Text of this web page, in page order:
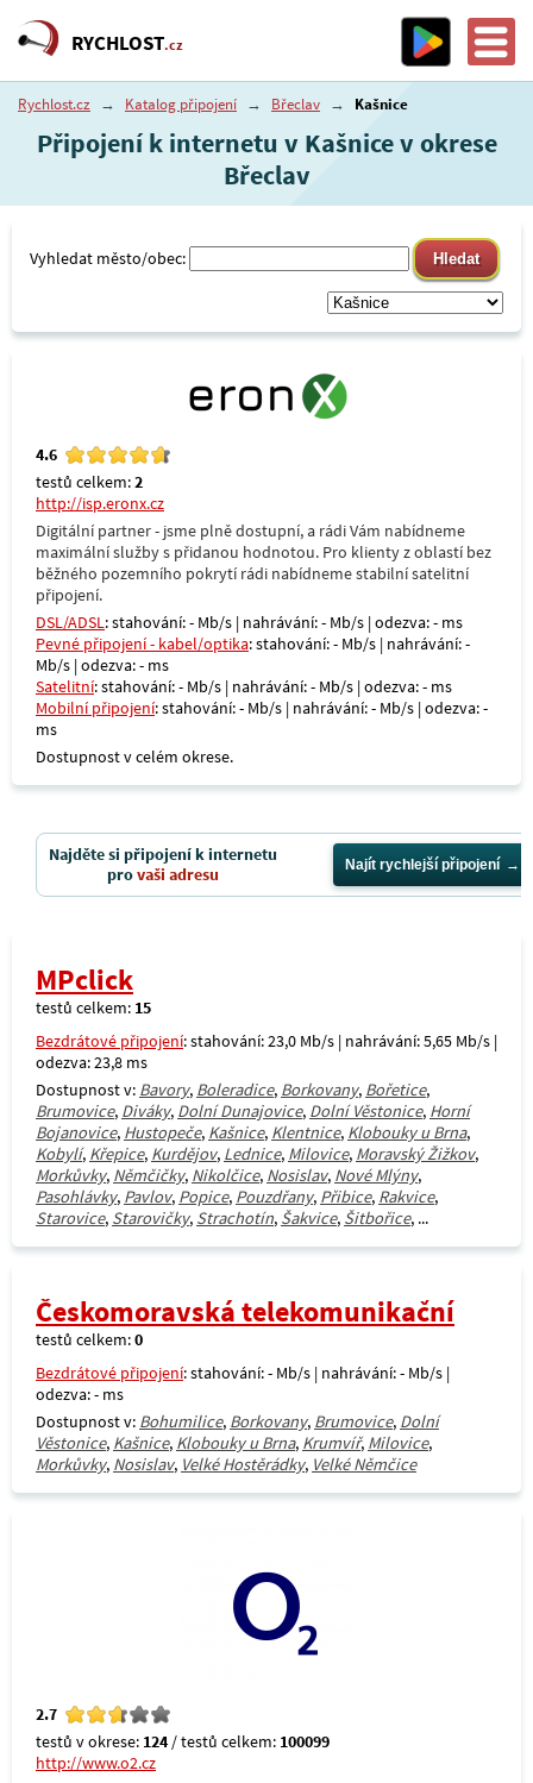
RYCHLOST.cz
Rychlost.cz → Katalog připojení → Břeclav → Kašnice
Připojení k internetu v Kašnice v okrese
Břeclav
Vyhledat město/obec:
4.6
testů celkem:2
http://isp.eronx.cz
Digitální partner - jsme plně dostupní, a rádi Vám nabídneme
maximální služby s přidanou hodnotou. Pro klienty z oblastí bez
běžného pozemního pokrytí rádi nabídneme stabilní satelitní
připojení.
DSL/ADSL: stahování: - Mb/s | nahrávání: - Mb/s | odezva: - ms
Pevné připojení - kabel/optika: stahování: - Mb/s | nahrávání: -
Mb/s | odezva: - ms
Satelitní: stahování: - Mb/s | nahrávání: - Mb/s | odezva: - ms
Mobilní připojení: stahování: - Mb/s | nahrávání: - Mb/s | odezva: -
ms
Dostupnost v celém okrese.
Najděte si připojení k internetu
provaši adresu Najít rychlejší připojení
MPclick
testů celkem: 15
Bezdrátové připojení: stahování: 23,0 Mb/s | nahrávání: 5,65 Mb/s |
odezva: 23,8 ms
Dostupnost v: Bavory, Boleradice, Borkovany, Bořetice,
Brumovice, Diváky, Dolní Dunajovice, Dolní Věstonice, Horní
Bojanovice, Hustopeče, Kašnice, Klentnice, Klobouky u Brna,
Kobylí, Křepice, Kurdějov, Lednice, Milovice, Moravský Žižkov,
Morkůvky, Němčičky, Nikolčice, Nosislav, Nové Mlýny,
Pasohlávky, Pavlov, Popice, Pouzdřany, Přibice, Rakvice,
Starovice, Starovičky, Strachotín, Šakvice, Šitbořice, ...
Českomoravská telekomunikační
testů celkem:0
Bezdrátové připojení: stahování: - Mb/s | nahrávání: - Mb/s |
odezva: - ms
Dostupnost v: Bohumilice, Borkovany, Brumovice, Dolní
Věstonice, Kašnice, Klobouky u Brna, Krumvíř, Milovice,
Morkůvky, Nosislav, Velké Hostěrádky, Velké Němčice
2.7
testů v okrese: 124 / testů celkem: 100099
http://www.o2.cz